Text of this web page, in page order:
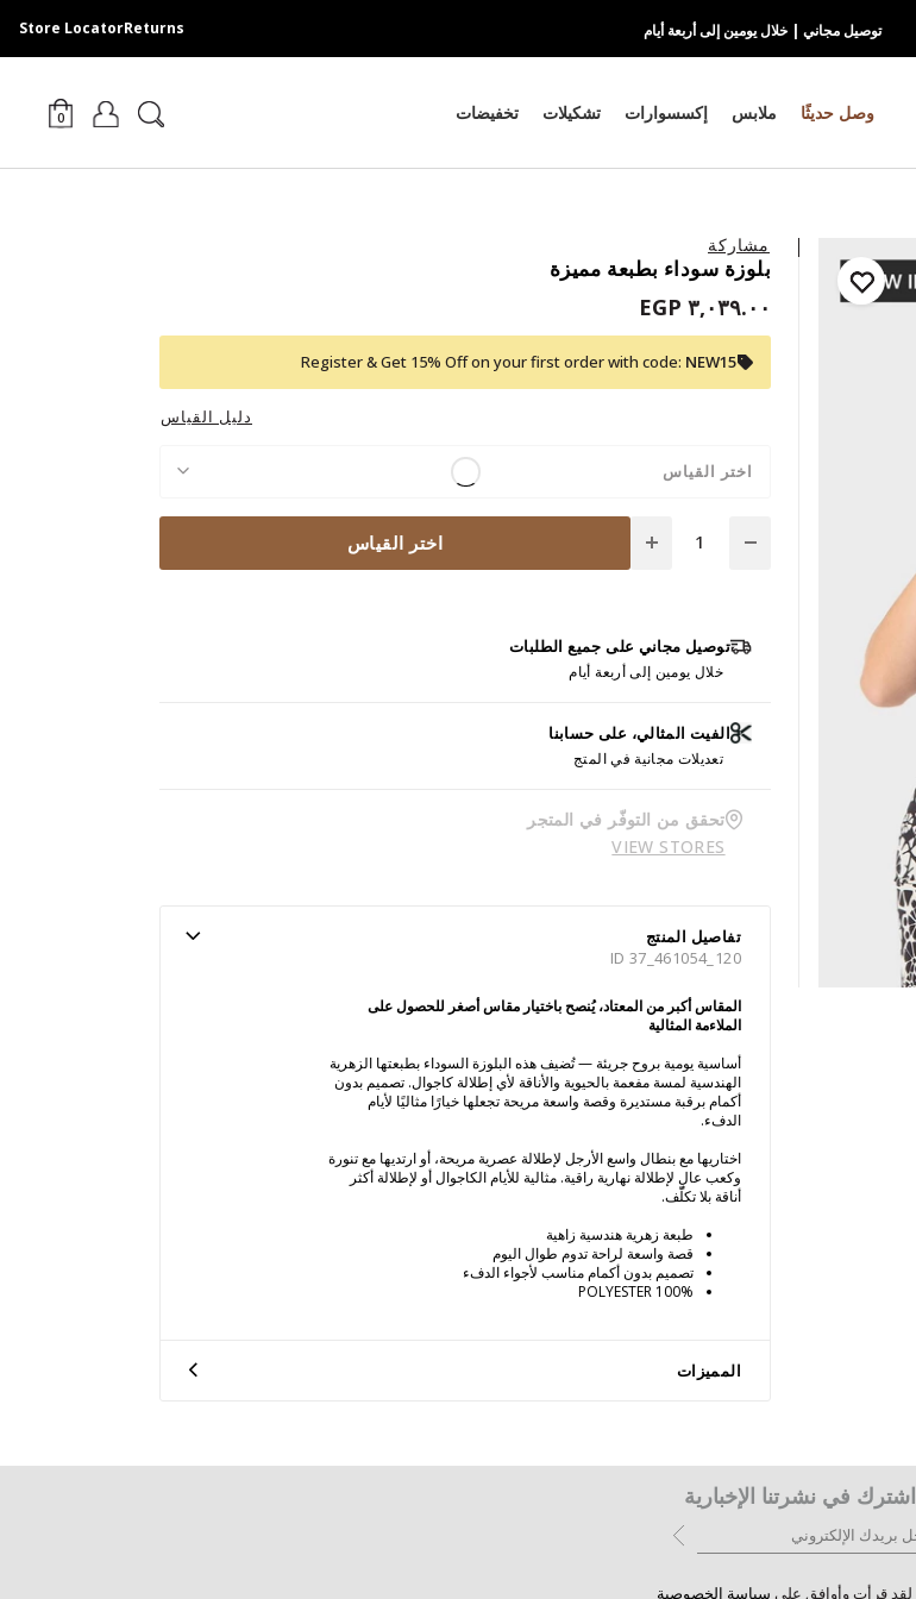
توصيل مجاني | خلال يومين إلى أربعة أيام Returns
Store Locator
وصل حديثًا ملابس إكسسوارات تشكيلات تخفيضات 0
مشاركة
بلوزة سوداء بطبعة مميزة
٣,٠٣٩.٠٠ EGP
Register & Get 15% Off on your first order with code: NEW15
دليل القياس
اختر القياس
اختر القياس
توصيل مجاني على جميع الطلبات
خلال يومين إلى أربعة أيام
الفيت المثالي، على حسابنا
تعديلات مجانية في المتج
تحقق من التوفّر في المتجر
VIEW STORES
تفاصيل المنتج
ID 37_461054_120
المقاس أكبر من المعتاد، يُنصح باختيار مقاس أصغر للحصول على
الملاءمة المثالية
أساسية يومية بروح جريئة — تُضيف هذه البلوزة السوداء بطبعتها الزهرية
الهندسية لمسة مفعمة بالحيوية والأناقة لأي إطلالة كاجوال. تصميم بدون
أكمام برقبة مستديرة وقصة واسعة مريحة تجعلها خيارًا مثاليًا لأيام
الدفء.
اختاريها مع بنطال واسع الأرجل لإطلالة عصرية مريحة، أو ارتديها مع تنورة
وكعب عالٍ لإطلالة نهارية راقية. مثالية للأيام الكاجوال أو لإطلالة أكثر
أناقة بلا تكلّف.
طبعة زهرية هندسية زاهية
قصة واسعة لراحة تدوم طوال اليوم
تصميم بدون أكمام مناسب لأجواء الدفء
100% POLYESTER
المميزات
اشترك في نشرتنا الإخبارية
لقد قرأت وأوافق على سياسة الخصوصية